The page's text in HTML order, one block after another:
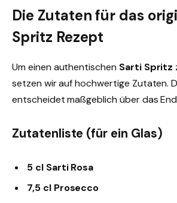
Die Zutaten für das
Spritz Rezept
Um einen authentischen Sarti Spritz
setzen wir auf hochwertige Zutaten.
entscheidet maßgeblich über das
Zutatenliste (für ein Glas)
5 cl Sarti Rosa
7,5 cl Prosecco